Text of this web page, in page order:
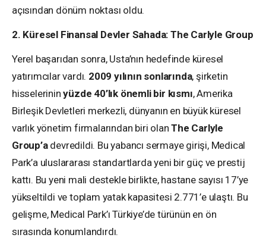
açısından dönüm noktası oldu.
2. Küresel Finansal Devler Sahada: The Carlyle Group
Yerel başarıdan sonra, Usta’nın hedefinde küresel
yatırımcılar vardı. 2009 yılının sonlarında, şirketin
hisselerininyüzde 40’lık önemli bir kısmı, Amerika
Birleşik Devletleri merkezli, dünyanın en büyük küresel
varlık yönetim firmalarından biri olanThe Carlyle
Group’adevredildi. Bu yabancı sermaye girişi, Medical
Park’a uluslararası standartlarda yeni bir güç ve prestij
kattı. Bu yeni mali destekle birlikte, hastane sayısı 17’ye
yükseltildi ve toplam yatak kapasitesi 2.771’e ulaştı. Bu
gelişme, Medical Park’ı Türkiye’de türünün en ön
sırasında konumlandırdı.